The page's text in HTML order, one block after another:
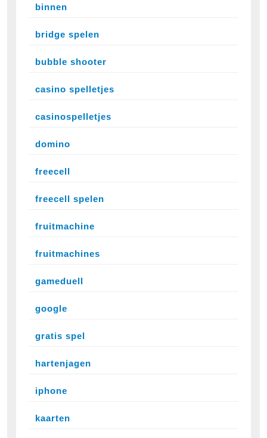
binnen
bridge spelen
bubble shooter
casino spelletjes
casinospelletjes
domino
freecell
freecell spelen
fruitmachine
fruitmachines
gameduell
google
gratis spel
hartenjagen
iphone
kaarten